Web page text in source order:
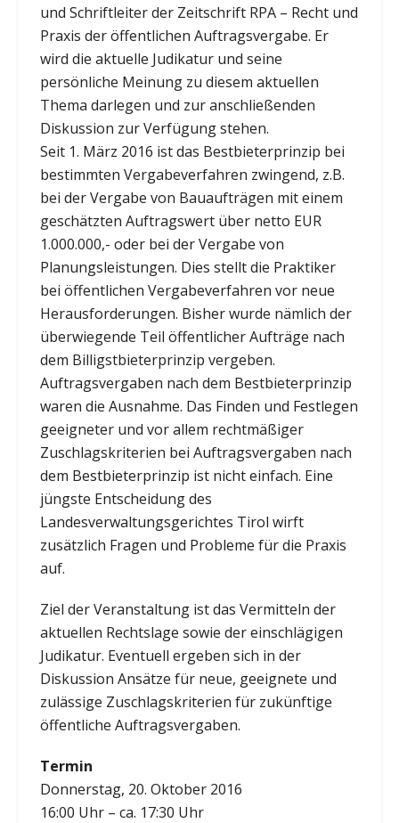
und Schriftleiter der Zeitschrift RPA – Recht und
Praxis der öffentlichen Auftragsvergabe. Er
wird die aktuelle Judikatur und seine
persönliche Meinung zu diesem aktuellen
Thema darlegen und zur anschließenden
Diskussion zur Verfügung stehen.
Seit 1. März 2016 ist das Bestbieterprinzip bei
bestimmten Vergabeverfahren zwingend, z.B.
bei der Vergabe von Bauaufträgen mit einem
geschätzten Auftragswert über netto EUR
1.000.000,- oder bei der Vergabe von
Planungsleistungen. Dies stellt die Praktiker
bei öffentlichen Vergabeverfahren vor neue
Herausforderungen. Bisher wurde nämlich der
überwiegende Teil öffentlicher Aufträge nach
dem Billigstbieterprinzip vergeben.
Auftragsvergaben nach dem Bestbieterprinzip
waren die Ausnahme. Das Finden und Festlegen
geeigneter und vor allem rechtmäßiger
Zuschlagskriterien bei Auftragsvergaben nach
dem Bestbieterprinzip ist nicht einfach. Eine
jüngste Entscheidung des
Landesverwaltungsgerichtes Tirol wirft
zusätzlich Fragen und Probleme für die Praxis
auf.
Ziel der Veranstaltung ist das Vermitteln der
aktuellen Rechtslage sowie der einschlägigen
Judikatur. Eventuell ergeben sich in der
Diskussion Ansätze für neue, geeignete und
zulässige Zuschlagskriterien für zukünftige
öffentliche Auftragsvergaben.
Termin
Donnerstag, 20. Oktober 2016
16:00 Uhr – ca. 17:30 Uhr